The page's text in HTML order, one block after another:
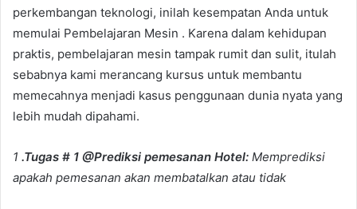
perkembangan teknologi, inilah kesempatan Anda untuk
memulai Pembelajaran Mesin . Karena dalam kehidupan
praktis, pembelajaran mesin tampak rumit dan sulit, itulah
sebabnya kami merancang kursus untuk membantu
memecahnya menjadi kasus penggunaan dunia nyata yang
lebih mudah dipahami.
1 .Tugas # 1 @Prediksi pemesanan Hotel: Memprediksi
apakah pemesanan akan membatalkan atau tidak